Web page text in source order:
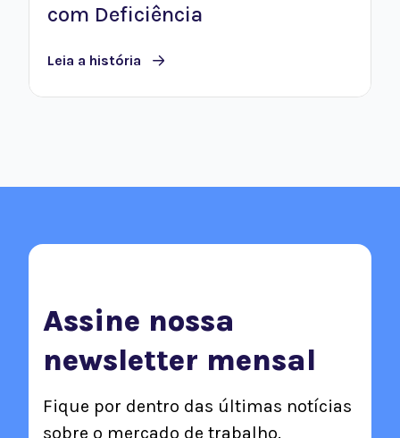
com Deficiência
Leia a história
Assine nossa
newsletter mensal
Fique por dentro das últimas notícias
sobre o mercado de trabalho.